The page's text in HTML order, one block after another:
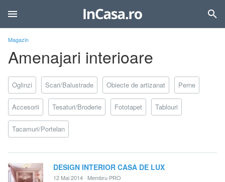
Magazin
Amenajari interioare
Oglinzi Scari/Balustrade Obiecte de artizanat Perne
Accesorii Tesaturi/Broderie Fototapet Tablouri
Tacamuri/Portelan
DESIGN INTERIOR CASA DE LUX
12 Mai 2014 · Membru PRO